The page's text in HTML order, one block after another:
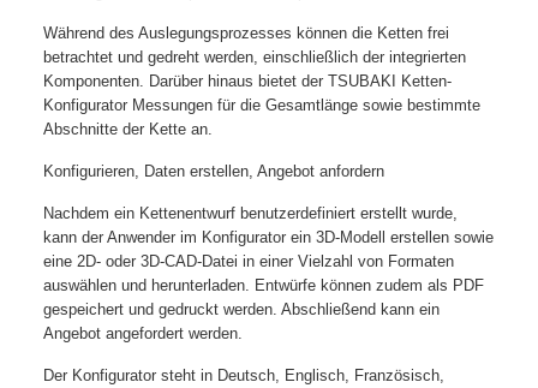
Während des Auslegungsprozesses können die Ketten frei
betrachtet und gedreht werden, einschließlich der integrierten
Komponenten. Darüber hinaus bietet der TSUBAKI Ketten-
Konfigurator Messungen für die Gesamtlänge sowie bestimmte
Abschnitte der Kette an.
Konfigurieren, Daten erstellen, Angebot anfordern
Nachdem ein Kettenentwurf benutzerdefiniert erstellt wurde,
kann der Anwender im Konfigurator ein 3D-Modell erstellen sowie
eine 2D- oder 3D-CAD-Datei in einer Vielzahl von Formaten
auswählen und herunterladen. Entwürfe können zudem als PDF
gespeichert und gedruckt werden. Abschließend kann ein
Angebot angefordert werden.
Der Konfigurator steht in Deutsch, Englisch, Französisch,